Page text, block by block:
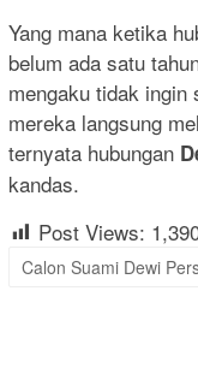
Yang mana ketika
belum ada satu
mengaku tidak ingin
mereka langsung
ternyata hubungan
kandas.
Post Views:
Calon Suami Dewi